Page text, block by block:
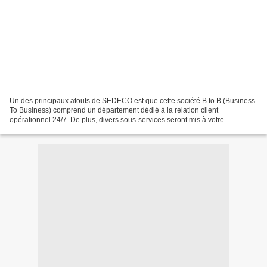
Un des principaux atouts de SEDECO est que cette société B to B (Business
To Business) comprend un département dédié à la relation client
opérationnel 24/7. De plus, divers sous-services seront mis à votre